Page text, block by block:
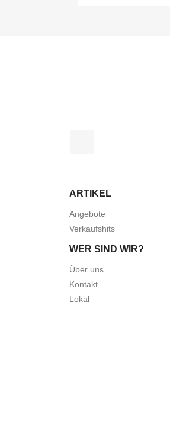
ARTIKEL
Angebote
Verkaufshits
WER SIND WIR?
Über uns
Kontakt
Lokal